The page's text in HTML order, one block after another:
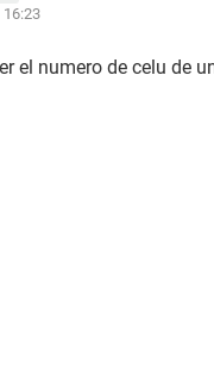
16:23
el numero de celu de